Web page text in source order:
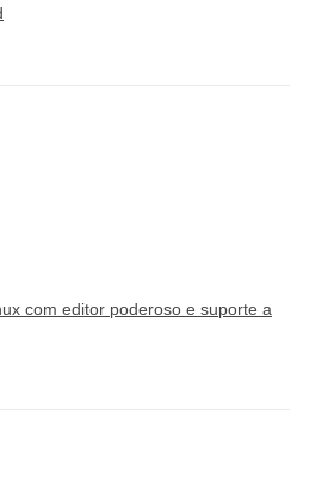
com editor poderoso e suporte a